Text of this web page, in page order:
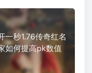
一秒1.76传奇红名
如何提高pk数值